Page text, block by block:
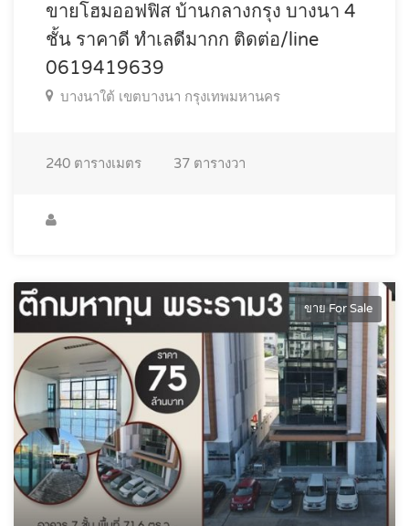
ขายโฮมออฟฟิส บ้านกลางกรุง บางนา 4
ชั้น ราคาดี ทำเลดีมากก ติดต่อ/line
0619419639
บางนาใต้ เขตบางนา กรุงเทพมหานคร
240 ตารางเมตร 37 ตารางวา
ขาย For Sale